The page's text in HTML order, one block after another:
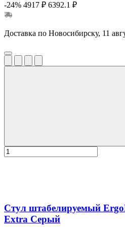
-24% 4917 ₽ 6392.1 ₽
Доставка по Новосибирску, 11
Стул штабелируемый
Extra Серый